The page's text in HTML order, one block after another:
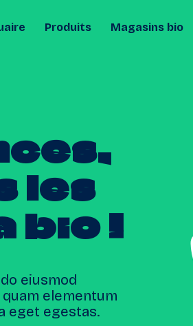
Produits Magasins bio
les
bio!
eiusmod
elementum
eget egestas.